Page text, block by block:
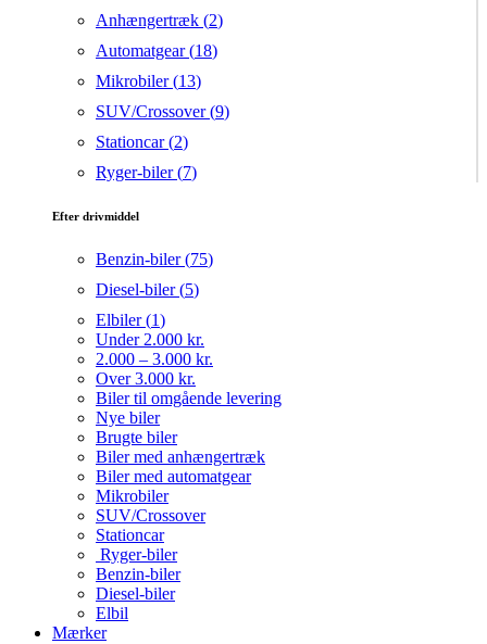
Anhængertræk (2)
Automatgear (18)
Mikrobiler (13)
SUV/Crossover (9)
Stationcar (2)
Ryger-biler (7)
Efter drivmiddel
Benzin-biler (75)
Diesel-biler (5)
Elbiler (1)
Under 2.000 kr.
2.000 – 3.000 kr.
Over 3.000 kr.
Biler til omgående levering
Nye biler
Brugte biler
Biler med anhængertræk
Biler med automatgear
Mikrobiler
SUV/Crossover
Stationcar
Ryger-biler
Benzin-biler
Diesel-biler
Elbil
Mærker